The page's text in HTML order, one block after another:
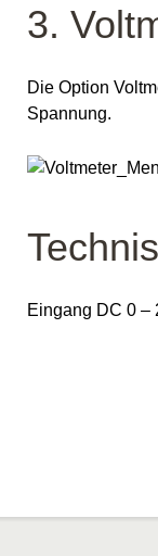
3.
Die Option
Spannung.
Eingang DC 0 –